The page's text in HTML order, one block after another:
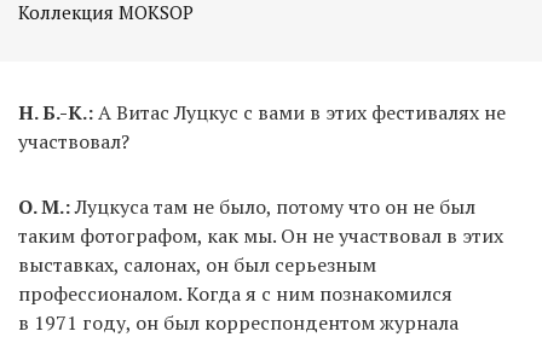
Н. Б.-К.:А Витас Луцкус с вами в этих фестивалях не
участвовал?
О. М.:Луцкуса там не было, потому что он не был
таким фотографом, как мы. Он не участвовал в этих
выставках, салонах, он был серьезным
профессионалом. Когда я с ним познакомился
в 1971 году, он был корреспондентом журнала